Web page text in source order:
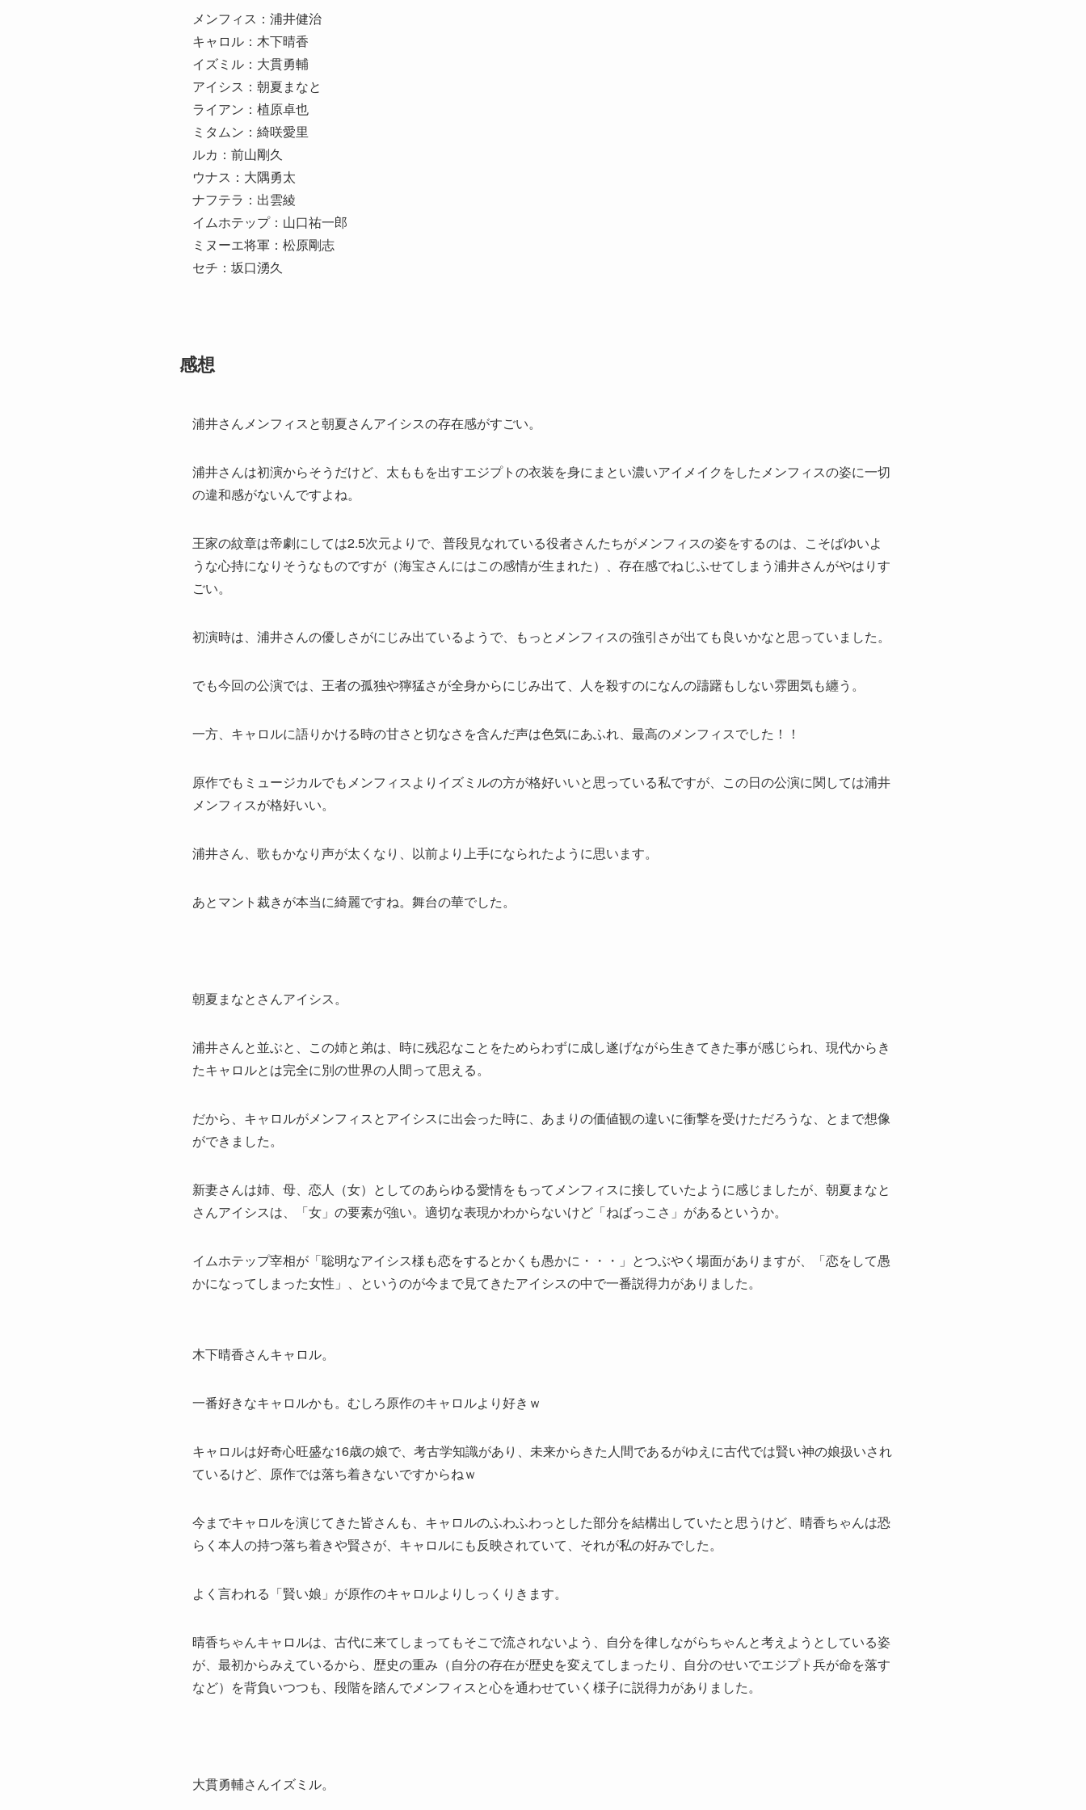
メンフィス：浦井健治
キャロル：木下晴香
イズミル：大貫勇輔
アイシス：朝夏まなと
ライアン：植原卓也
ミタムン：綺咲愛里
ルカ：前山剛久
ウナス：大隅勇太
ナフテラ：出雲綾
イムホテップ：山口祐一郎
ミヌーエ将軍：松原剛志
セチ：坂口湧久
感想
浦井さんメンフィスと朝夏さんアイシスの存在感がすごい。
浦井さんは初演からそうだけど、太ももを出すエジプトの衣装を身にまとい濃いアイメイクをしたメンフィスの姿に一切
の違和感がないんですよね。
王家の紋章は帝劇にしては2.5次元よりで、普段見なれている役者さんたちがメンフィスの姿をするのは、こそばゆいよ
うな心持になりそうなものですが（海宝さんにはこの感情が生まれた）、存在感でねじふせてしまう浦井さんがやはりす
ごい。
初演時は、浦井さんの優しさがにじみ出ているようで、もっとメンフィスの強引さが出ても良いかなと思っていました。
でも今回の公演では、王者の孤独や獰猛さが全身からにじみ出て、人を殺すのになんの躊躇もしない雰囲気も纏う。
一方、キャロルに語りかける時の甘さと切なさを含んだ声は色気にあふれ、最高のメンフィスでした！！
原作でもミュージカルでもメンフィスよりイズミルの方が格好いいと思っている私ですが、この日の公演に関しては浦井
メンフィスが格好いい。
浦井さん、歌もかなり声が太くなり、以前より上手になられたように思います。
あとマント裁きが本当に綺麗ですね。舞台の華でした。
朝夏まなとさんアイシス。
浦井さんと並ぶと、この姉と弟は、時に残忍なことをためらわずに成し遂げながら生きてきた事が感じられ、現代からき
たキャロルとは完全に別の世界の人間って思える。
だから、キャロルがメンフィスとアイシスに出会った時に、あまりの価値観の違いに衝撃を受けただろうな、とまで想像
ができました。
新妻さんは姉、母、恋人（女）としてのあらゆる愛情をもってメンフィスに接していたように感じましたが、朝夏まなと
さんアイシスは、「女」の要素が強い。適切な表現かわからないけど「ねばっこさ」があるというか。
イムホテップ宰相が「聡明なアイシス様も恋をするとかくも愚かに・・・」とつぶやく場面がありますが、「恋をして愚
かになってしまった女性」、というのが今まで見てきたアイシスの中で一番説得力がありました。
木下晴香さんキャロル。
一番好きなキャロルかも。むしろ原作のキャロルより好きｗ
キャロルは好奇心旺盛な16歳の娘で、考古学知識があり、未来からきた人間であるがゆえに古代では賢い神の娘扱いされ
ているけど、原作では落ち着きないですからねｗ
今までキャロルを演じてきた皆さんも、キャロルのふわふわっとした部分を結構出していたと思うけど、晴香ちゃんは恐
らく本人の持つ落ち着きや賢さが、キャロルにも反映されていて、それが私の好みでした。
よく言われる「賢い娘」が原作のキャロルよりしっくりきます。
晴香ちゃんキャロルは、古代に来てしまってもそこで流されないよう、自分を律しながらちゃんと考えようとしている姿
が、最初からみえているから、歴史の重み（自分の存在が歴史を変えてしまったり、自分のせいでエジプト兵が命を落す
など）を背負いつつも、段階を踏んでメンフィスと心を通わせていく様子に説得力がありました。
大貫勇輔さんイズミル。